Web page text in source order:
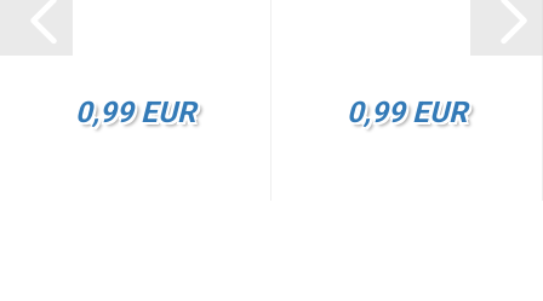
0,99 EUR 0,99 EUR